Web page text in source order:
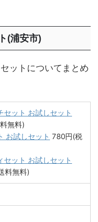
(浦安市)
ットについてまとめ
セット お試しセット
無料)
お試しセット 780円(税
セット お試しセット
料無料)